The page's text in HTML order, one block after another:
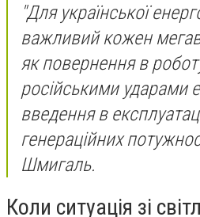
"Для української
важливий кожен
як повернення в
російськими ударами
введення в
генераційних
Шмигаль.
Коли ситуація зі